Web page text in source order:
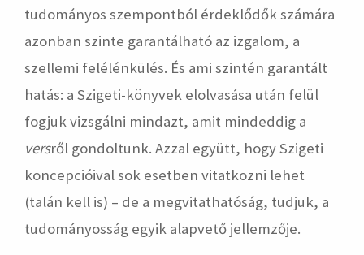
tudományos szempontból érdeklődők számára
azonban szinte garantálható az izgalom, a
szellemi felélénkülés. És ami szintén garantált
hatás: a Szigeti-könyvek elolvasása után felül
fogjuk vizsgálni mindazt, amit mindeddig a
versről gondoltunk. Azzal együtt, hogy Szigeti
koncepcióival sok esetben vitatkozni lehet
(talán kell is) – de a megvitathatóság, tudjuk, a
tudományosság egyik alapvető jellemzője.